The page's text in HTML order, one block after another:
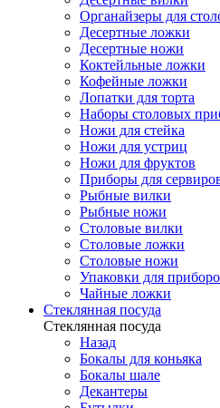
Органайзеры для
Десертные ложки
Десертные ножи
Коктейльные ложки
Кофейные ложки
Лопатки для торта
Наборы столовых
Ножи для стейка
Ножи для устриц
Ножи для фруктов
Приборы для
Рыбные вилки
Рыбные ножи
Столовые вилки
Столовые ложки
Столовые ножи
Упаковки для
Чайные ложки
Стеклянная посуда
Стеклянная посуда
Назад
Бокалы для коньяка
Бокалы шале
Декантеры